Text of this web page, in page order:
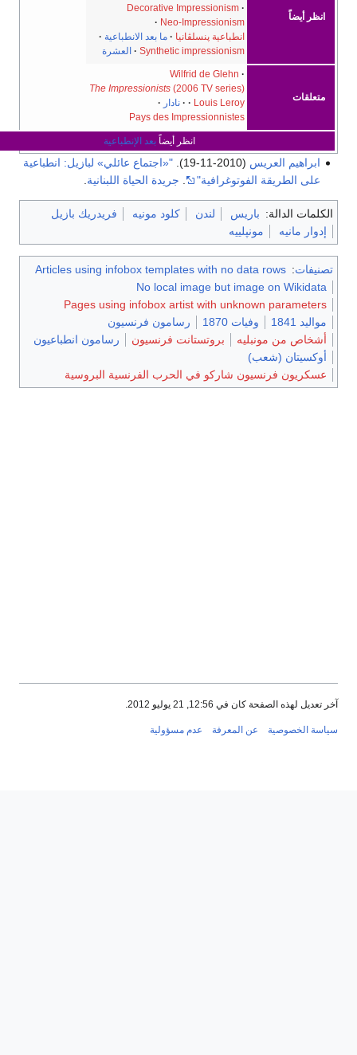
Decorative Impressionism
Neo-Impressionism
انطباعية پنسلڤانيا
ما بعد الانطباعية
Synthetic impressionism
العشرة
Wilfrid de Glehn
The Impressionists(2006 TV series)
Louis Leroy
نادار
Pays des Impressionnistes
انظر أيضاًبعد الإنطباعية
ابراهيم العريس (2010-11-19).
"«اجتماع عائلي» لبازيل: انطباعية
على الطريقة الفوتوغرافية"
.جريدة الحياة اللبنانية
الدالة: باريس لندن كلود مونيه
فريدريك بازيل
مانيه
مونپلييه
:
Articles using infobox templates with no data rows
No local image but image on
Pages using infobox artist with unknown
وفيات 1870
رسامون فرنسيون
من مونبليه
بروتستانت فرنسيون
رسامون انطباعيون
(شعب)
فرنسيون شاركو في الحرب الفرنسية البروسية
لهذه الصفحة كان في 12:56, 21 يوليو 2012.
الخصوصية عن المعرفة عدم مسؤولية